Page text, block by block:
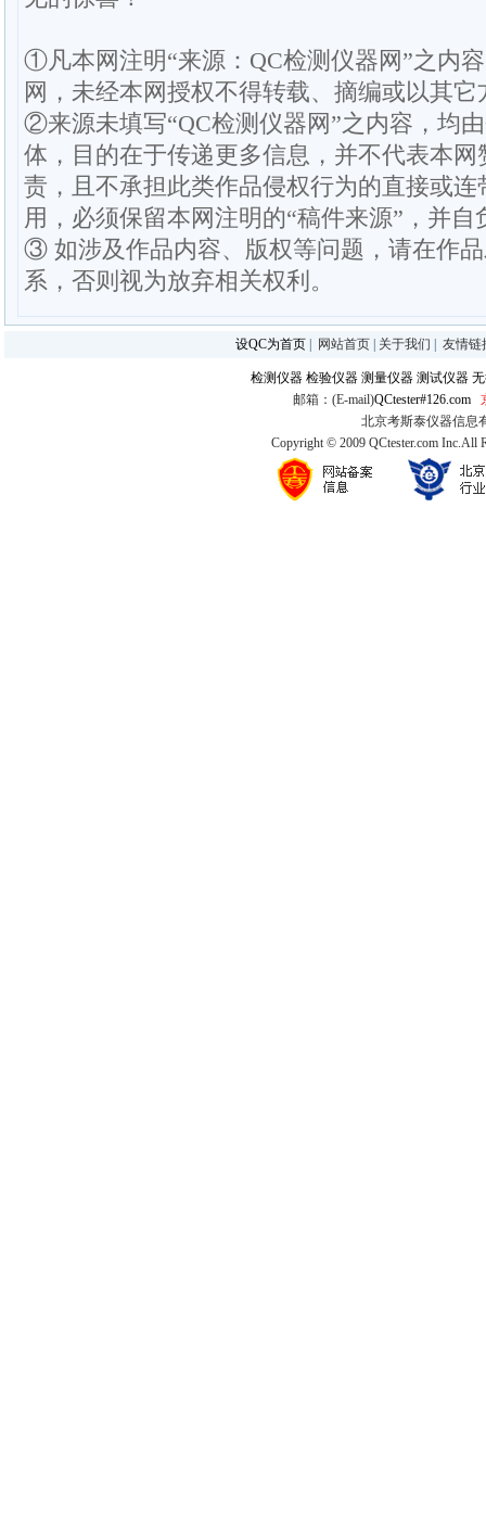
①凡本网注明“来源：QC检测仪器网”之内
网，未经本网授权不得转载、摘编或以其它
②来源未填写“QC检测仪器网”之内容，均
体，目的在于传递更多信息，并不代表本
责，且不承担此类作品侵权行为的直接或
用，必须保留本网注明的“稿件来源”，并
③ 如涉及作品内容、版权等问题，请在作
系，否则视为放弃相关权利。
设QC为首页 网站首页 关于我们 友情链
检测仪器 检验仪器 测量仪器 测试仪器
邮箱：(E-mail)QCtester#126.com
北京考斯泰仪器信息
Copyright © 2009 QCtester.com Inc.All